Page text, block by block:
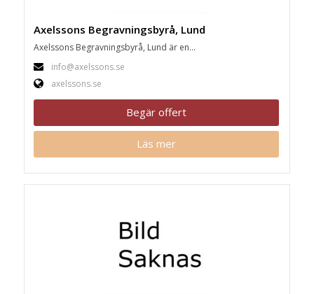
Axelssons Begravningsbyrå, Lund
Axelssons Begravningsbyrå, Lund är en...
info@axelssons.se
axelssons.se
Begär offert
Läs mer